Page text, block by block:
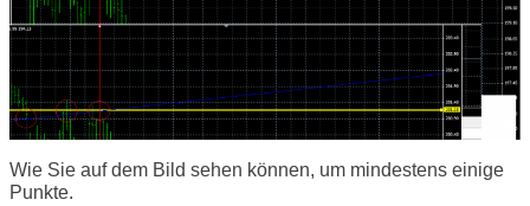
Wie Sie auf dem Bild sehen können, um mindestens einige
Punkte.